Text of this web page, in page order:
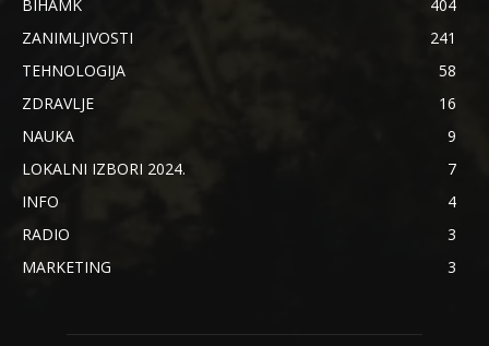
BIHAMK
404
ZANIMLJIVOSTI
241
TEHNOLOGIJA
58
ZDRAVLJE
16
NAUKA
9
LOKALNI IZBORI 2024.
7
INFO
4
RADIO
3
MARKETING
3